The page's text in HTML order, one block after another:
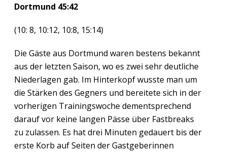
Dortmund 45:42
(10: 8, 10:12, 10:8, 15:14)
Die Gäste aus Dortmund waren bestens bekannt
aus der letzten Saison, wo es zwei sehr deutliche
Niederlagen gab. Im Hinterkopf wusste man um
die Stärken des Gegners und bereitete sich in der
vorherigen Trainingswoche dementsprechend
darauf vor keine langen Pässe über Fastbreaks
zu zulassen. Es hat drei Minuten gedauert bis der
erste Korb auf Seiten der Gastgeberinnen